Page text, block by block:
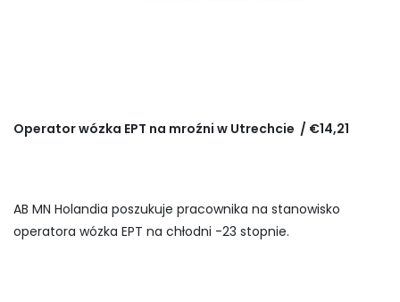
Operator wózka EPT na mroźni w Utrechcie / €14,21
AB MN Holandia poszukuje pracownika na stanowisko
operatora wózka EPT na chłodni -23 stopnie.